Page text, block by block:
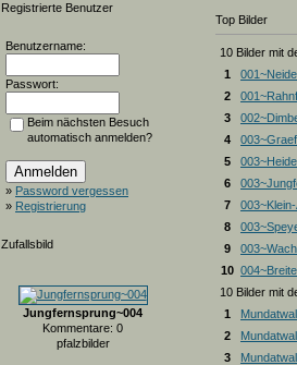
Registrierte Benutzer
Benutzername:
Passwort:
Beim nächsten Besuch
automatisch anmelden?
» Password vergessen
» Registrierung
Zufallsbild
Jungfernsprung~004
Kommentare: 0
pfalzbilder
Top Bilder
10 Bilder mit
1
2
3
4
5
6
7
8
9
10
10 Bilder mit
1
2
3